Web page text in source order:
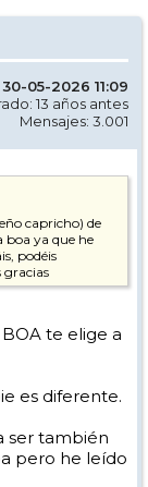
05-2026 11:09
13 años antes
Mensajes: 3.001
capricho) de
boa ya que he
podéis
gracias
te elige a
es diferente.
ser también
pero he leído